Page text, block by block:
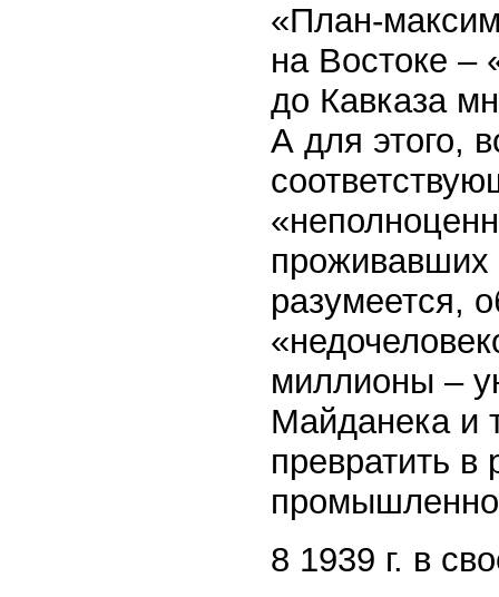
«План-
на Востоке –
до Кавказа
А для этого,
проживавших
разумеется,
миллионы –
Майданека и
превратить в
8 1939 г. в